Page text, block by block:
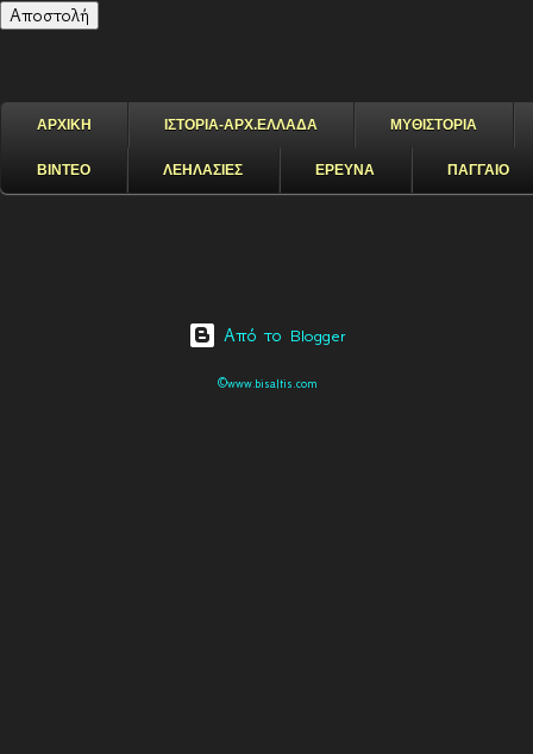
ΑΡΧΙΚΗ ΙΣΤΟΡΙΑ-ΑΡΧ.ΕΛΛΑΔΑ ΜΥΘΙΣΤΟΡΙΑ
ΒΙΝΤΕΟ ΛΕΗΛΑΣΙΕΣ ΕΡΕΥΝΑ ΠΑΓΓΑΙΟ
Από το Blogger
©www.bisaltis.com